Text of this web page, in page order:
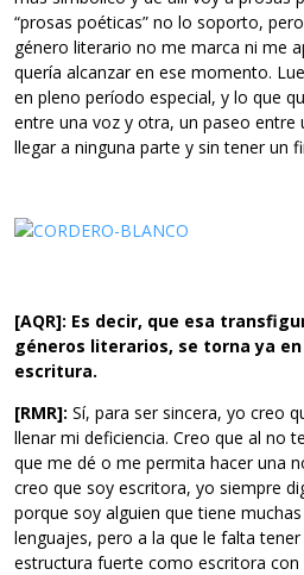
“prosas poéticas” no lo soporto,
género literario no me marca ni me
quería alcanzar en ese momento.
en pleno período especial, y lo que
entre una voz y otra, un paseo entre
llegar a ninguna parte y sin tener un
[AQR]: Es decir, que esa
géneros literarios, se torna ya
escritura.
[RMR]: Sí, para ser sincera, yo creo
llenar mi deficiencia. Creo que al no
que me dé o me permita hacer una
creo que soy escritora, yo siempre
porque soy alguien que tiene
lenguajes, pero a la que le falta
estructura fuerte como escritora